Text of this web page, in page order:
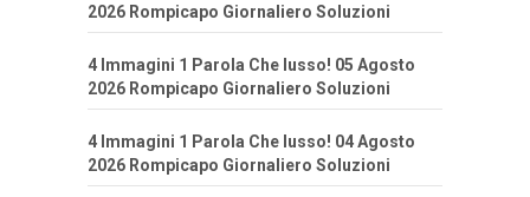
2026 Rompicapo Giornaliero Soluzioni
4 Immagini 1 Parola Che lusso! 05 Agosto
2026 Rompicapo Giornaliero Soluzioni
4 Immagini 1 Parola Che lusso! 04 Agosto
2026 Rompicapo Giornaliero Soluzioni